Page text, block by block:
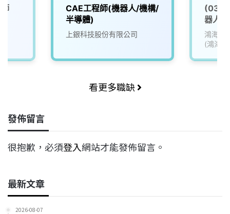
CAE工程師(機器人/機構/
半導體)
上銀科技股份有限公司
(03)
器人
鴻海精
(鴻海)
看更多職缺
發佈留言
很抱歉，必須登入網站才能發佈留言。
最新文章
2026-08-07